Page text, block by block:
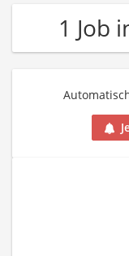
1 Job